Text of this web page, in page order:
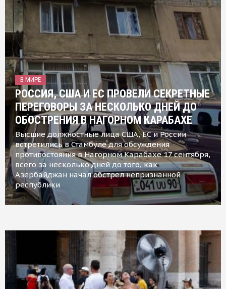
В МИРЕ
РОССИЯ, США И ЕС ПРОВЕЛИ СЕКРЕТНЫЕ
ПЕРЕГОВОРЫ ЗА НЕСКОЛЬКО ДНЕЙ ДО
ОБОСТРЕНИЯ В НАГОРНОМ КАРАБАХЕ
Высшие должностные лица США, ЕС и России
встретились в Стамбуле для обсуждения
противостояния в Нагорном Карабахе 17 сентября,
всего за несколько дней до того, как
Азербайджан начал обстрел непризнанной
республики